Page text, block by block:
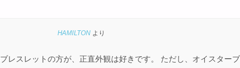
HAMILTONより
レスレットの方が、正直外観は好きです。 ただし、オイスター